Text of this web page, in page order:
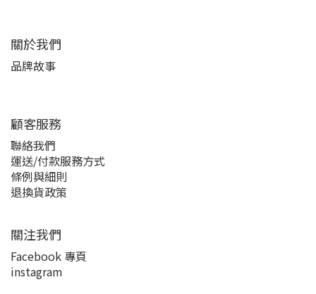
關於我們
品牌故事
顧客服務
聯絡我們
運送/付款服務方式
條例與細則
退換貨政策
關注我們
Facebook 專頁
instagram